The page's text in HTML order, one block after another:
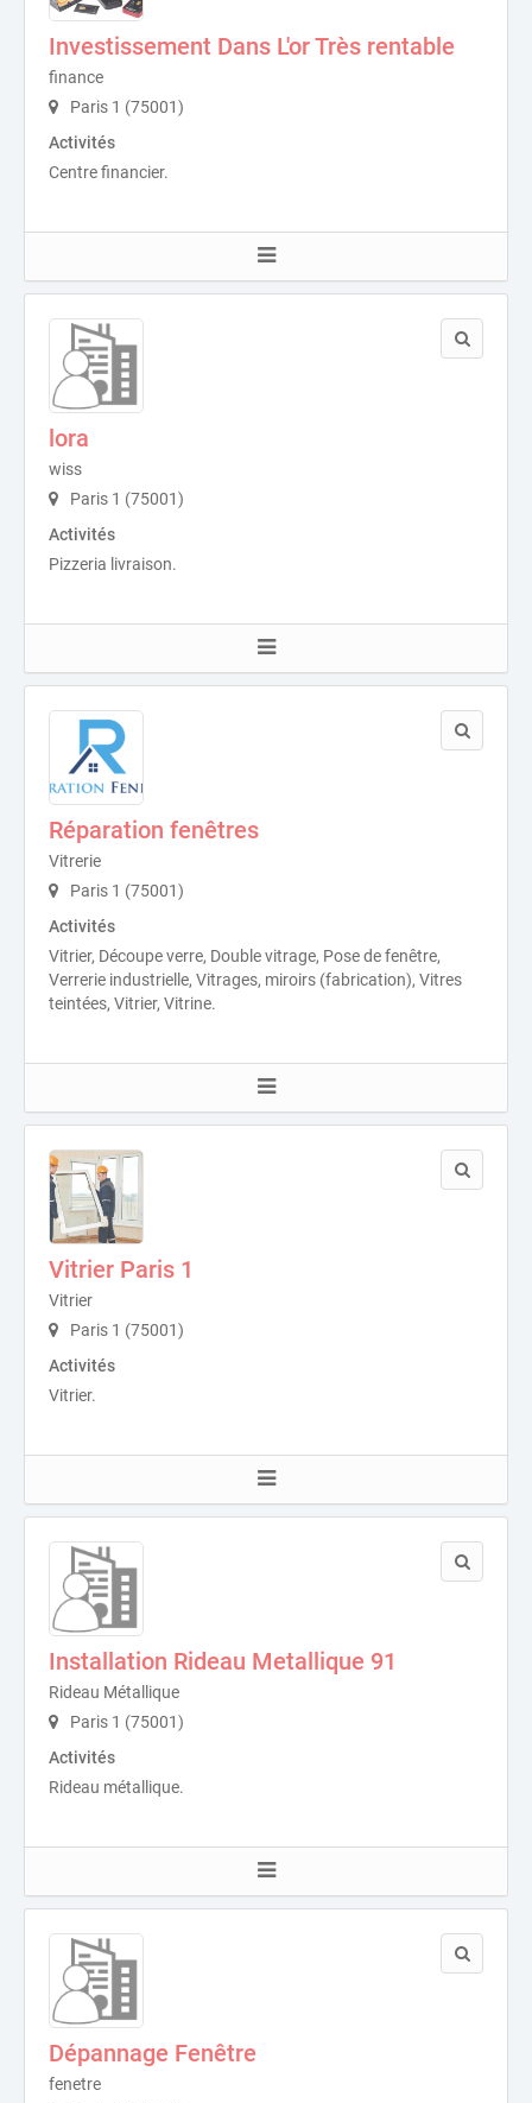
Investissement Dans L'or Très rentable
finance
Paris 1 (75001)
Activités
Centre financier.
lora
wiss
Paris 1 (75001)
Activités
Pizzeria livraison.
Réparation fenêtres
Vitrerie
Paris 1 (75001)
Activités
Vitrier, Découpe verre, Double vitrage, Pose de fenêtre,
Verrerie industrielle, Vitrages, miroirs (fabrication), Vitres
teintées, Vitrier, Vitrine.
Vitrier Paris 1
Vitrier
Paris 1 (75001)
Activités
Vitrier.
Installation Rideau Metallique 91
Rideau Métallique
Paris 1 (75001)
Activités
Rideau métallique.
Dépannage Fenêtre
fenetre